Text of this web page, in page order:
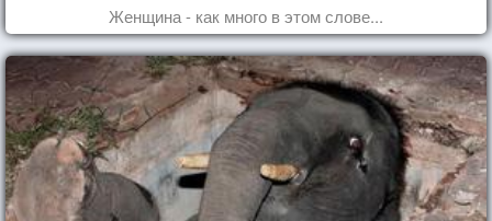
Женщина - как много в этом слове...